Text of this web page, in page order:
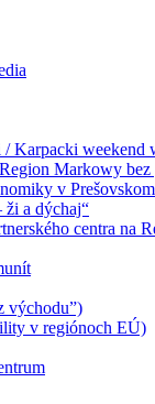
Karpacki weekend
Markowy bez
v
ži a dýchaj“
centra na
východu”)
v regiónoch EÚ)